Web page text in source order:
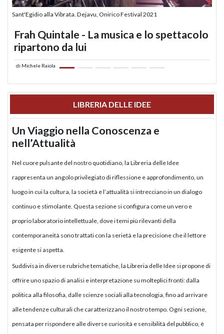
Sant'Egidio alla Vibrata. Dejavu, Onirico Festival 2021
Frah Quintale - La musica e lo spettacolo
ripartono da lui
di Michele Raiola
LIBRERIA DELLE IDEE
Un Viaggio nella Conoscenza e
nell’Attualità
Nel cuore pulsante del nostro quotidiano, la Libreria delle Idee
rappresenta un angolo privilegiato di riflessione e approfondimento, un
luogo in cui la cultura, la società e l’attualità si intrecciano in un dialogo
continuo e stimolante. Questa sezione si configura come un vero e
proprio laboratorio intellettuale, dove i temi più rilevanti della
contemporaneità sono trattati con la serietà e la precisione che il lettore
esigente si aspetta.
Suddivisa in diverse rubriche tematiche, la Libreria delle Idee si propone di
offrire uno spazio di analisi e interpretazione su molteplici fronti: dalla
politica alla filosofia, dalle scienze sociali alla tecnologia, fino ad arrivare
alle tendenze culturali che caratterizzano il nostro tempo. Ogni sezione,
pensata per rispondere alle diverse curiosità e sensibilità del pubblico, è